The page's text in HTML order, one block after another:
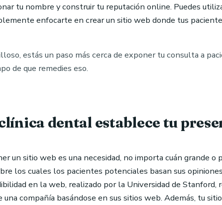
tu nombre y construir tu reputación online. Puedes
enfocarte en crear un sitio web donde tus
estás un paso más cerca de exponer tu consulta a
de que remedies eso.
dental establece tu
un sitio web es una necesidad, no importa cuán grande o
los cuales los pacientes potenciales basan sus
en la web, realizado por la Universidad de Stanford,
compañía basándose en sus sitios web. Además, tu